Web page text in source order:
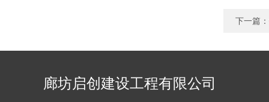
下一篇：
廊坊启创建设工程有限公司